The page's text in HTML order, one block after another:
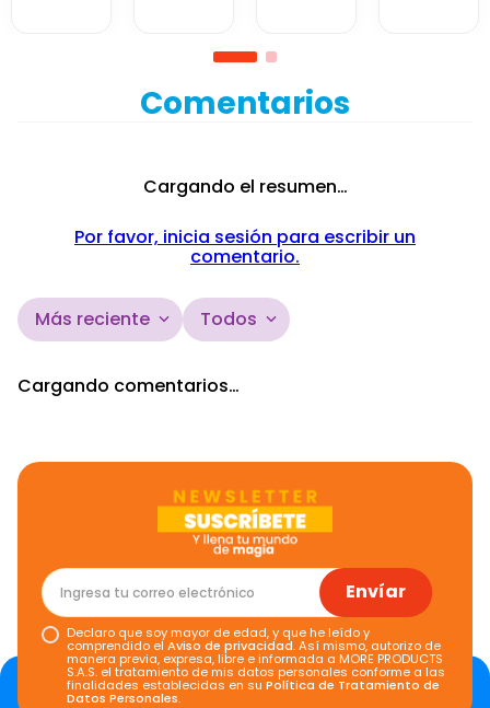
Comentarios
Cargando el resumen…
Por favor, inicia sesión para escribir un
comentario.
Más reciente Todos
Cargando comentarios…
Envíar
Declaro que soy mayor de edad, y que he leído y
comprendido elAviso de privacidad. Así mismo, autorizo de
manera previa, expresa, libre e informada a MORE PRODUCTS
S.A.S. el tratamiento de mis datos personales conforme a las
finalidades establecidas en suPolítica de Tratamiento de
Datos Personales.